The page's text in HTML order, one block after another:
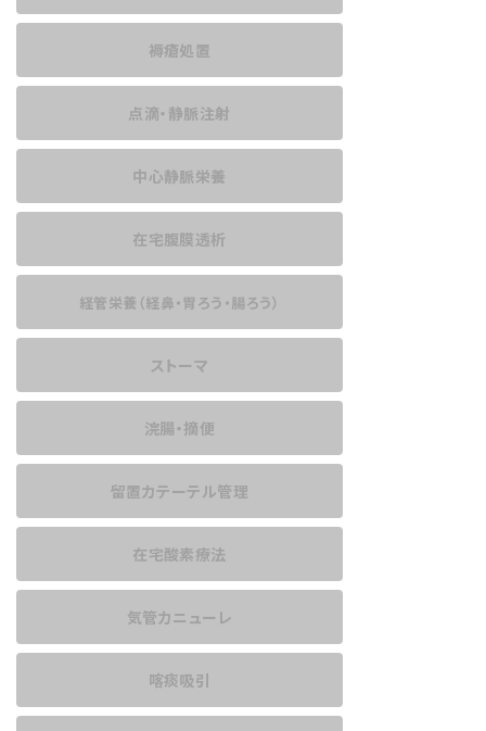
褥瘡処置
点滴・静脈注射
中心静脈栄養
在宅腹膜透析
経管栄養 （経鼻・胃ろう・腸ろう）
ストーマ
浣腸・摘便
留置カテーテル管理
在宅酸素療法
気管カニューレ
喀痰吸引